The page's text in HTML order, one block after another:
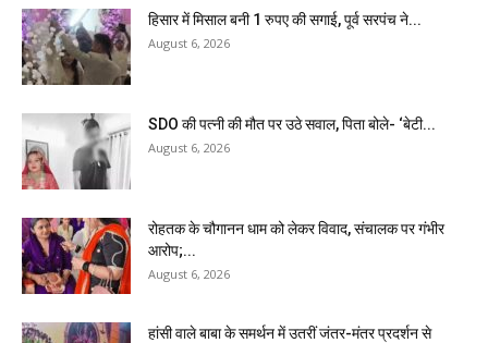
हिसार में मिसाल बनी 1 रुपए की सगाई, पूर्व सरपंच ने...
August 6, 2026
SDO की पत्नी की मौत पर उठे सवाल, पिता बोले- ‘बेटी...
August 6, 2026
रोहतक के चौगानन धाम को लेकर विवाद, संचालक पर गंभीर
आरोप;...
August 6, 2026
हांसी वाले बाबा के समर्थन में उतरीं जंतर-मंतर प्रदर्शन से